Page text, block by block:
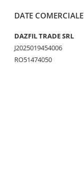
DATE COMERCIALE
DAZFIL TRADE SRL
J2025019454006
RO51474050